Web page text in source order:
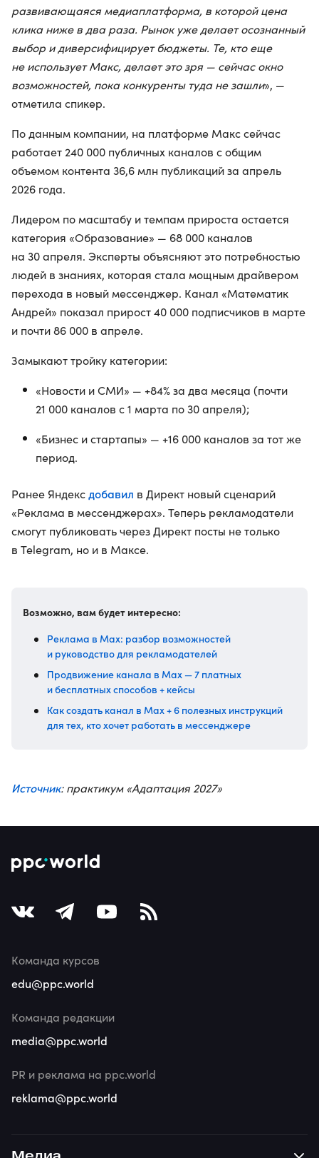
развивающаяся медиаплатформа, в которой цена
клика ниже в два раза. Рынок уже делает осознанный
выбор и диверсифицирует бюджеты. Те, кто еще
не использует Макс, делает это зря — сейчас окно
возможностей, пока конкуренты туда не зашли», —
отметила спикер.
По данным компании, на платформе Макс сейчас
работает 240 000 публичных каналов с общим
объемом контента 36,6 млн публикаций за апрель
2026 года.
Лидером по масштабу и темпам прироста остается
категория «Образование» — 68 000 каналов
на 30 апреля. Эксперты объясняют это потребностью
людей в знаниях, которая стала мощным драйвером
перехода в новый мессенджер. Канал «Математик
Андрей» показал прирост 40 000 подписчиков в марте
и почти 86 000 в апреле.
Замыкают тройку категории:
«Новости и СМИ» — +84% за два месяца (почти
21 000 каналов с 1 марта по 30 апреля);
«Бизнес и стартапы» — +16 000 каналов за тот же
период.
Ранее Яндексдобавил в Директ новый сценарий
«Реклама в мессенджерах». Теперь рекламодатели
смогут публиковать через Директ посты не только
в Telegram, но и в Максе.
Возможно, вам будет интересно:
Реклама в Max: разбор возможностей
и руководство для рекламодателей
Продвижение канала в Max — 7 платных
и бесплатных способов + кейсы
Как создать канал в Max + 6 полезных инструкций
для тех, кто хочет работать в мессенджере
Источник: практикум «Адаптация 2027»
Команда курсов
edu@ppc.world
Команда редакции
media@ppc.world
PR и реклама на ppc.world
reklama@ppc.world